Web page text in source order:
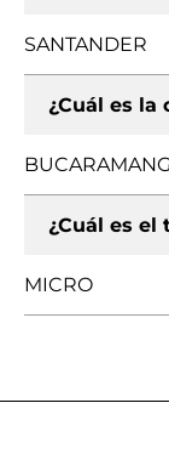
SANTANDER
¿Cuál es la
¿Cuál es el
MICRO